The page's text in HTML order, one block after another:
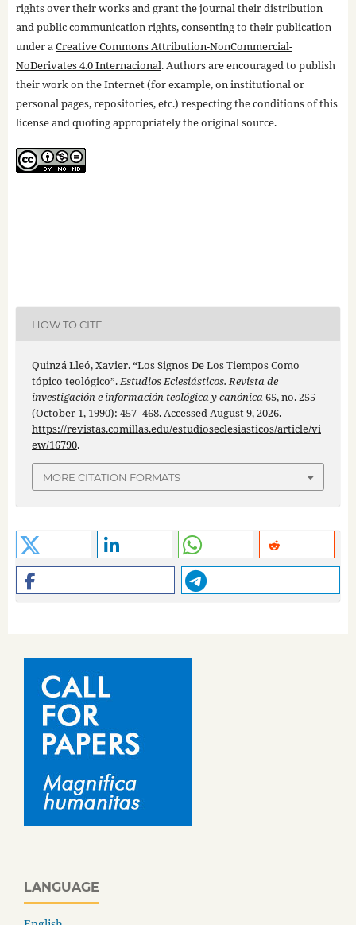
rights over their works and grant the journal their distribution
and public communication rights, consenting to their publication
under aCreative Commons Attribution-NonCommercial-
NoDerivates 4.0 Internacional. Authors are encouraged to publish
their work on the Internet (for example, on institutional or
personal pages, repositories, etc.) respecting the conditions of this
license and quoting appropriately the original source.
HOW TO CITE
Quinzá Lleó, Xavier. “Los Signos De Los Tiempos Como
tópico teológico”.Estudios Eclesiásticos. Revista de
investigación e información teológica y canónica65, no. 255
(October 1, 1990): 457–468. Accessed August 9, 2026.
https://revistas.comillas.edu/estudioseclesiasticos/article/vi
ew/16790.
MORE CITATION FORMATS
LANGUAGE